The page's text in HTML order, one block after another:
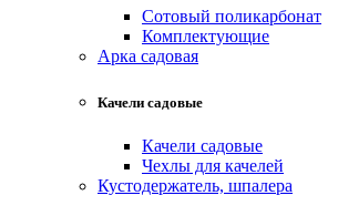
Сотовый поликарбонат
Комплектующие
Арка садовая
Качели садовые
Качели садовые
Чехлы для качелей
Кустодержатель, шпалера